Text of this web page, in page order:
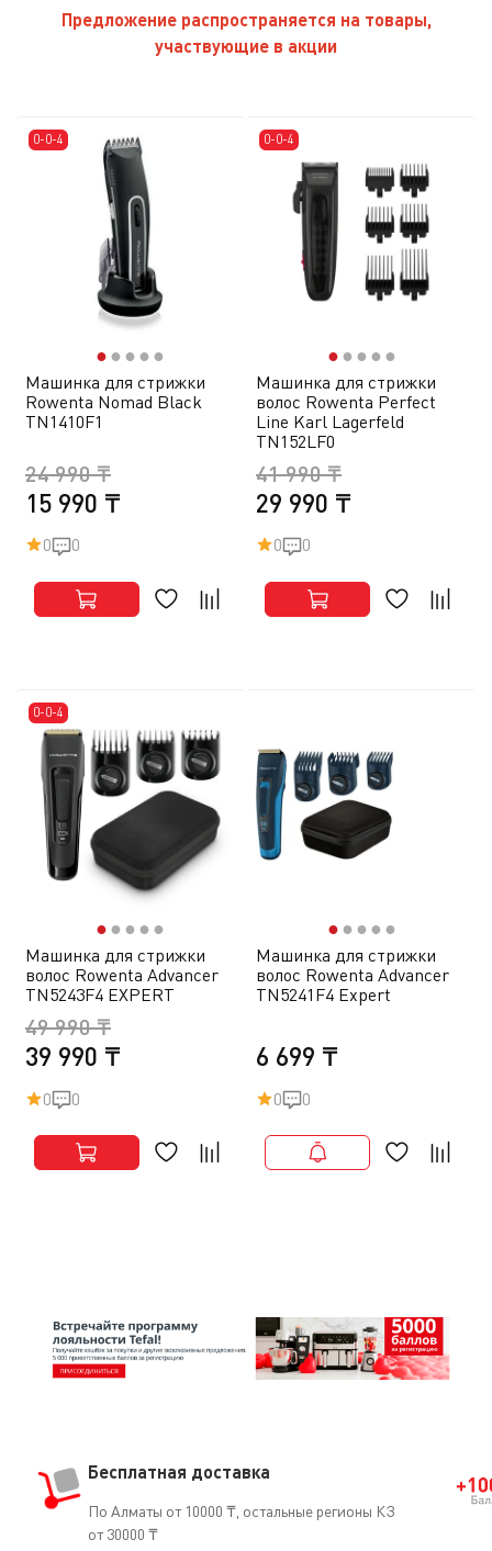
Предложение распространяется на товары,
участвующие в акции
0-0-4
●● ● ● ●
Машинка для стрижки
Rowenta Nomad Black
TN1410F1
15 990 ₸
24 990 ₸
0 0
0-0-4
●● ● ● ●
Машинка для стрижки
волос Rowenta Perfect
Line Karl Lagerfeld
TN152LF0
29 990 ₸
41 990 ₸
0 0
0-0-4
●● ● ● ●
Машинка для стрижки
волос Rowenta Advancer
TN5243F4 EXPERT
39 990 ₸
49 990 ₸
0 0
●● ● ● ●
Машинка для стрижки
волос Rowenta Advancer
TN5241F4 Expert
6 699 ₸
0 0
Бесплатная доставка
По Алматы от 10000 ₸, остальные регионы КЗ
от 30000 ₸